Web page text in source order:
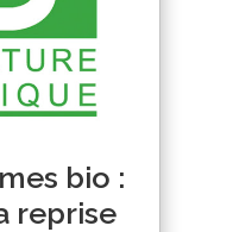
bio :
reprise